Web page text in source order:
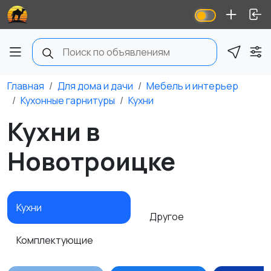
Главная Для дома и дачи
Мебель и интерьер
Кухонные гарнитуры
Кухни
Кухни в
Новотроицке
Кухни
Комплектующие
Другое